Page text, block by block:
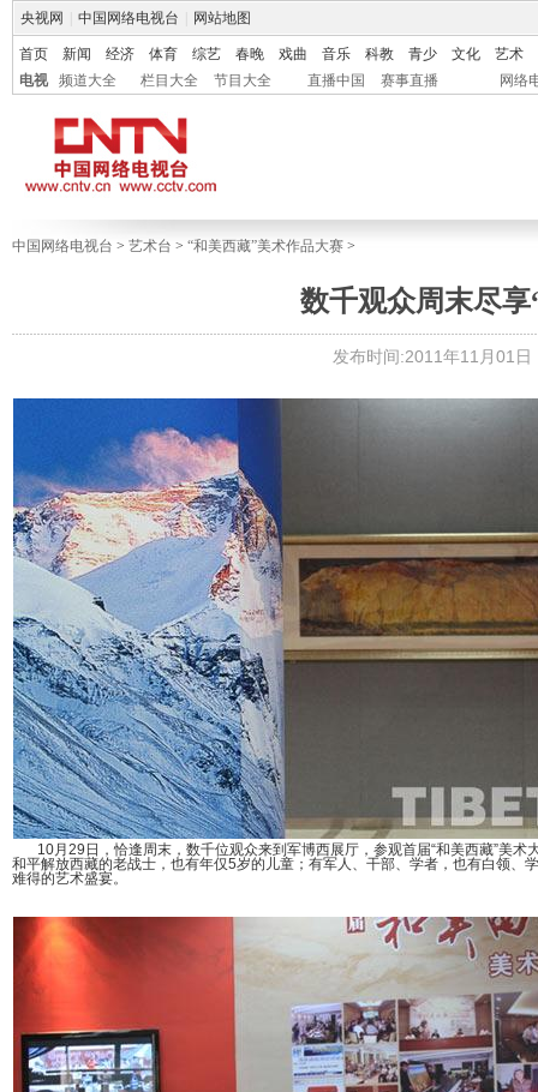
央视网 中国网络电视台 网站地图
首页 新闻 经济 体育 综艺 春晚 戏曲 音乐 科教 青少 文化
艺术
电视
频道大全 栏目大全 节目大全 直播中国 赛事直播 网络
中国网络电视台 > 艺术台 > “和美西藏”美术作品大赛 >
数千观众周末尽
发布时间:2011年11月01
10月29日，恰逢周末，数千位观众来到军博西展厅，参观首届“和美西藏”美术
和平解放西藏的老战士，也有年仅5岁的儿童；有军人、干部、学者，也有白领
难得的艺术盛宴。